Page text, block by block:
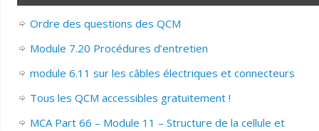
Ordre des questions des QCM
Module 7.20 Procédures d’entretien
module 6.11 sur les câbles électriques et connecteurs
Tous les QCM accessibles gratuitement !
MCA Part 66 – Module 11 – Structure de la cellule et